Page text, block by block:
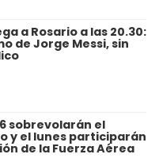
a Rosario a las 20.30:
de Jorge Messi, sin
sobrevolarán el
y el lunes participarán
de la Fuerza Aérea